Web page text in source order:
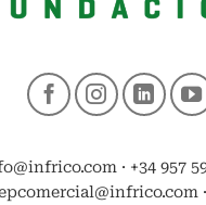
· +34 957
·